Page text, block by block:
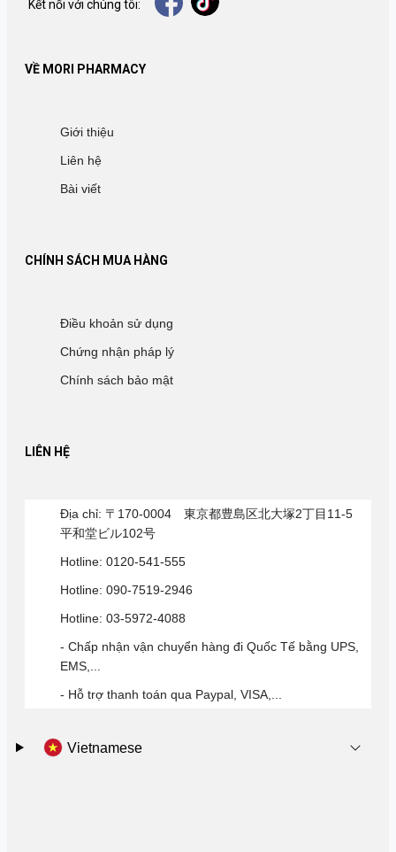
VỀ MORI PHARMACY
Giới thiệu
Liên hệ
Bài viết
CHÍNH SÁCH MUA HÀNG
Điều khoản sử dụng
Chứng nhận pháp lý
Chính sách bảo mật
LIÊN HỆ
Địa chỉ: 〒170-0004 東京都豊島区北大塚2丁目11-5
平和堂ビル102号
Hotline: 0120-541-555
Hotline: 090-7519-2946
Hotline: 03-5972-4088
- Chấp nhận vận chuyển hàng đi Quốc Tế bằng UPS,
EMS,...
- Hỗ trợ thanh toán qua Paypal, VISA,...
Kết nối với chúng tôi:
Vietnamese